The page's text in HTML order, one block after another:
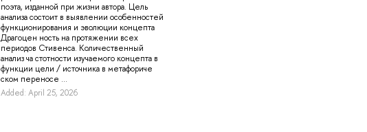
поэта, изданной при жизни автора. Цель
анализа состоит в выявлении особенностей
функционирования и эволюции концепта
Драгоцен ность на протяжении всех
периодов Стивенса. Количественный
анализ ча стотности изучаемого концепта в
функции цели / источника в метафориче
ском переносе ...
Added: April 25, 2026